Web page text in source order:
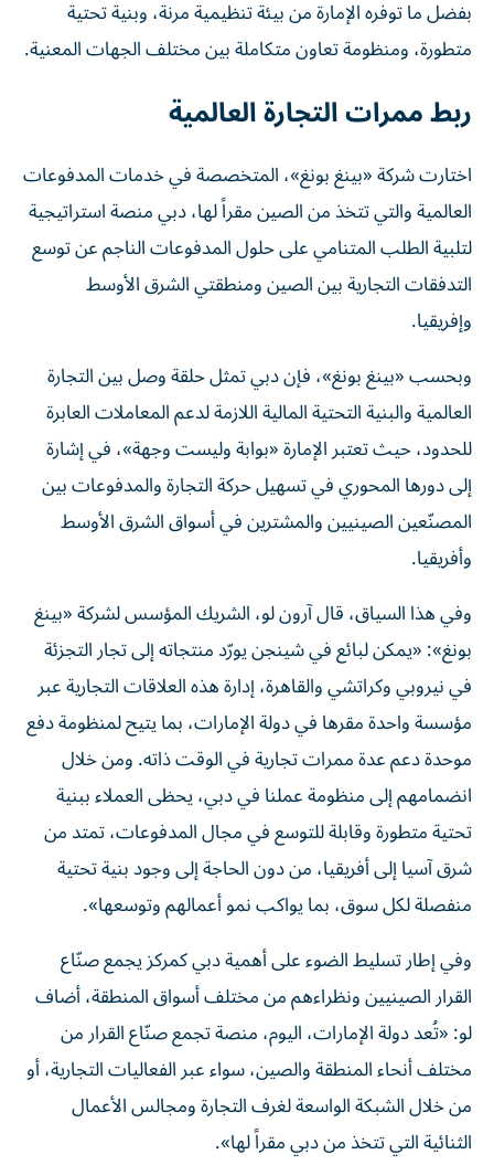
بفضل ما توفره الإمارة من بيئة تنظيمية مرنة، وبنية تحتية
متطورة، ومنظومة تعاون متكاملة بين مختلف الجهات المعنية.
ربط ممرات التجارة العالمية
اختارت شركة «بينغ بونغ»، المتخصصة في خدمات المدفوعات
العالمية والتي تتخذ من الصين مقراً لها، دبي منصة استراتيجية
لتلبية الطلب المتنامي على حلول المدفوعات الناجم عن توسع
التدفقات التجارية بين الصين ومنطقتي الشرق الأوسط
وإفريقيا.
وبحسب «بينغ بونغ»، فإن دبي تمثل حلقة وصل بين التجارة
العالمية والبنية التحتية المالية اللازمة لدعم المعاملات العابرة
للحدود، حيث تعتبر الإمارة «بوابة وليست وجهة»، في إشارة
إلى دورها المحوري في تسهيل حركة التجارة والمدفوعات بين
المصنّعين الصينيين والمشترين في أسواق الشرق الأوسط
وأفريقيا.
وفي هذا السياق، قال آرون لو، الشريك المؤسس لشركة «بينغ
بونغ»: «يمكن لبائع في شينجن يورّد منتجاته إلى تجار التجزئة
في نيروبي وكراتشي والقاهرة، إدارة هذه العلاقات التجارية عبر
مؤسسة واحدة مقرها في دولة الإمارات، بما يتيح لمنظومة دفع
موحدة دعم عدة ممرات تجارية في الوقت ذاته. ومن خلال
انضمامهم إلى منظومة عملنا في دبي، يحظى العملاء ببنية
تحتية متطورة وقابلة للتوسع في مجال المدفوعات، تمتد من
شرق آسيا إلى أفريقيا، من دون الحاجة إلى وجود بنية تحتية
منفصلة لكل سوق، بما يواكب نمو أعمالهم وتوسعها».
وفي إطار تسليط الضوء على أهمية دبي كمركز يجمع صنّاع
القرار الصينيين ونظراءهم من مختلف أسواق المنطقة، أضاف
لو: «تُعد دولة الإمارات، اليوم، منصة تجمع صنّاع القرار من
مختلف أنحاء المنطقة والصين، سواء عبر الفعاليات التجارية، أو
من خلال الشبكة الواسعة لغرف التجارة ومجالس الأعمال
الثنائية التي تتخذ من دبي مقراً لها».